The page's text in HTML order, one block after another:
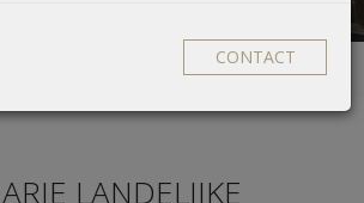
manoir marie landelijke vloeren
LANDELIJKE
CONTACT